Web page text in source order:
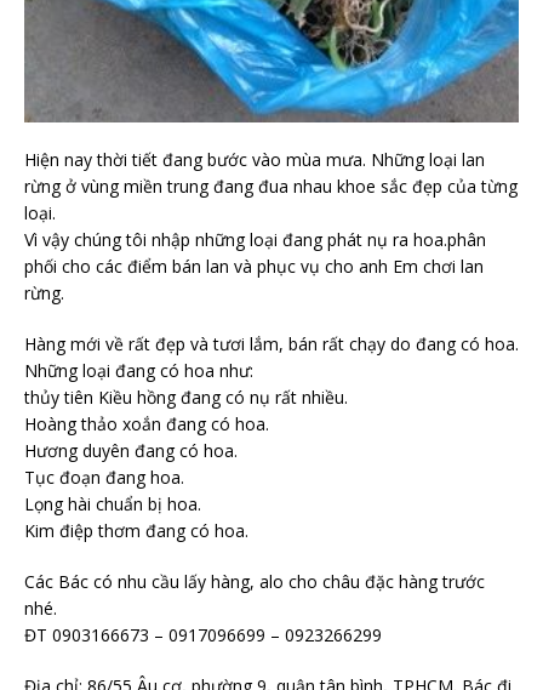
Hiện nay thời tiết đang bước vào mùa mưa. Những loại lan
rừng ở vùng miền trung đang đua nhau khoe sắc đẹp của từng
loại.
Vì vậy chúng tôi nhập những loại đang phát nụ ra hoa.phân
phối cho các điểm bán lan và phục vụ cho anh Em chơi lan
rừng.
Hàng mới về rất đẹp và tươi lắm, bán rất chạy do đang có hoa.
Những loại đang có hoa như:
thủy tiên Kiều hồng đang có nụ rất nhiều.
Hoàng thảo xoắn đang có hoa.
Hương duyên đang có hoa.
Tục đoạn đang hoa.
Lọng hài chuẩn bị hoa.
Kim điệp thơm đang có hoa.
Các Bác có nhu cầu lấy hàng, alo cho châu đặc hàng trước
nhé.
ĐT 0903166673 – 0917096699 – 0923266299
Địa chỉ: 86/55 Âu cơ, phường 9, quận tân bình, TPHCM. Bác đi